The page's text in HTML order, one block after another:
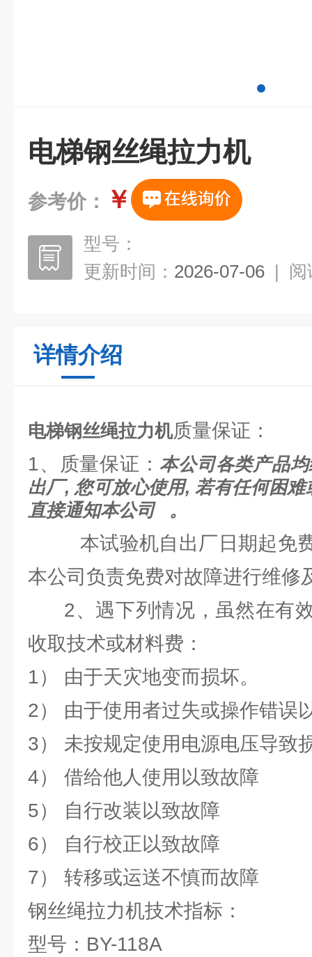
电梯钢丝绳拉力机
参考价： ￥
型号：
更新时间： 2026-07-06 | 阅
详情介绍
电梯钢丝绳拉力机质量保证：
1、质量保证：本公司各类产品
出厂, 您可放心使用, 若有任何困
直接通知本公司 。
本试验机自出厂日期起免费
本公司负责免费对故障进行维修
2、遇下列情况，虽然在有
收取技术或材料费：
1） 由于天灾地变而损坏。
2） 由于使用者过失或操作错误
3） 未按规定使用电源电压导致
4） 借给他人使用以致故障
5） 自行改装以致故障
6） 自行校正以致故障
7） 转移或运送不慎而故障
钢丝绳拉力机技术指标：
型号：BY-118A